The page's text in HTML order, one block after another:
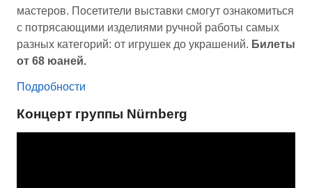
мастеров. Посетители выставки смогут ознакомиться
с потрясающими изделиями ручной работы самых
разных категорий: от игрушек до украшений. Билеты
от 68 юаней.
Подробности
Концерт группы Nürnberg